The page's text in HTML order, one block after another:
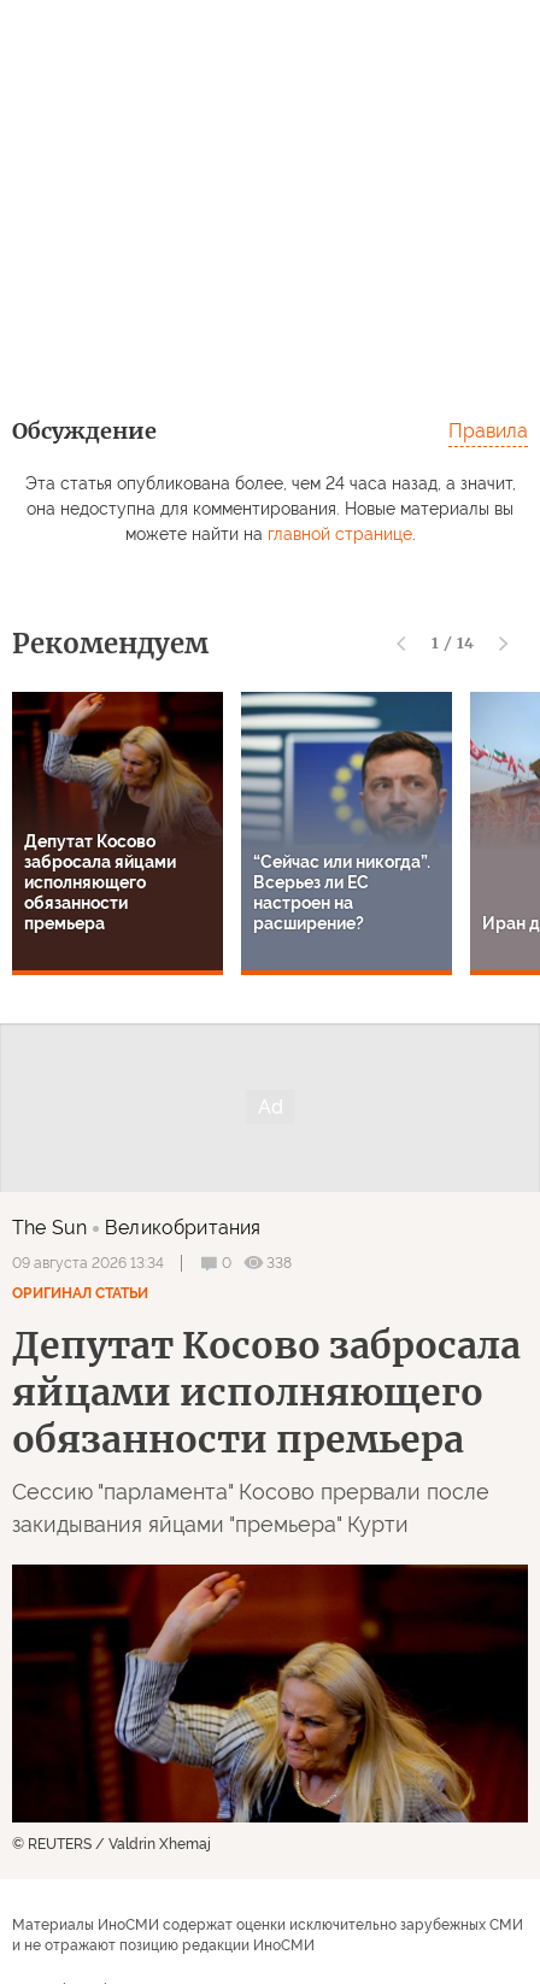
Обсуждение Правила
Эта статья опубликована более, чем 24 часа назад, а значит,
она недоступна для комментирования. Новые материалы вы
можете найти на главной странице.
Рекомендуем 1 / 14
Депутат Косово
забросала яйцами
исполняющего
обязанности
премьера
“Сейчас или никогда”.
Всерьез ли ЕС
настроен на
расширение?
Иран
The Sun Великобритания
09 августа 2026 13:34 0
338
ОРИГИНАЛ СТАТЬИ
Депутат Косово забросала
яйцами исполняющего
обязанности премьера
Сессию "парламента" Косово прервали после
закидывания яйцами "премьера" Курти
© REUTERS / Valdrin Xhemaj
Материалы ИноСМИ содержат оценки исключительно зарубежных СМИ
и не отражают позицию редакции ИноСМИ